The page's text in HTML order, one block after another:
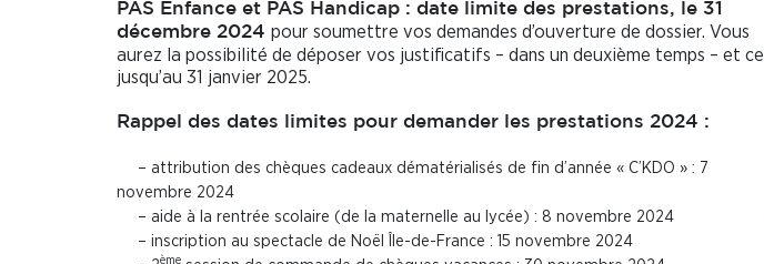
PAS Enfance et PAS Handicap : date limite des prestations, le 31
décembre 2024 pour soumettre vos demandes d’ouverture de dossier. Vous
aurez la possibilité de déposer vos justificatifs – dans un deuxième temps – et ce
jusqu’au 31 janvier 2025.
Rappel des dates limites pour demander les prestations 2024 :
– attribution des chèques cadeaux dématérialisés de fin d’année « C’KDO » : 7
novembre 2024
– aide à la rentrée scolaire (de la maternelle au lycée) : 8 novembre 2024
– inscription au spectacle de Noël Île-de-France : 15 novembre 2024
ème